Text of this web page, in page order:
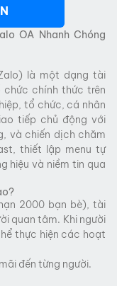
OA Nhanh Chóng
là một dạng tài
chức chính thức trên
tổ chức, cá nhân
tiếp chủ động với
và chiến dịch chăm
thiết lập menu tự
hiệu và niềm tin qua
2000 bạn bè), tài
quan tâm. Khi người
thực hiện các hoạt
đến từng người.